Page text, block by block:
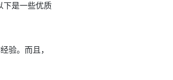
下是一些优质
验。而且，